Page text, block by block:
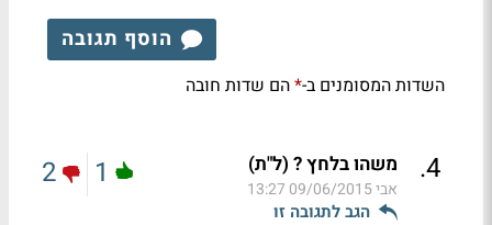
הוסף תגובה
השדות המסומנים ב-*הם שדות חובה
4
. משהו בלחץ ? (ל"ת)
אבי09/06/2015 13:27
הגב לתגובה זו
1
2